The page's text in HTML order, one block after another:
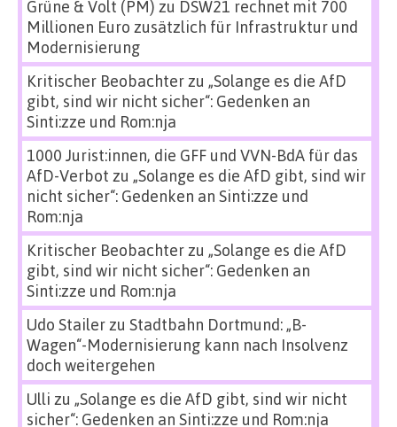
Grüne & Volt (PM) zu DSW21 rechnet mit 700
Millionen Euro zusätzlich für Infrastruktur und
Modernisierung
Kritischer Beobachterzu „Solange es die AfD
gibt, sind wir nicht sicher“: Gedenken an
Sinti:zze und Rom:nja
1000 Jurist:innen, die GFF und VVN-BdA für das
AfD-Verbot zu „Solange es die AfD gibt, sind wir
nicht sicher“: Gedenken an Sinti:zze und
Rom:nja
Kritischer Beobachterzu „Solange es die AfD
gibt, sind wir nicht sicher“: Gedenken an
Sinti:zze und Rom:nja
Udo Stailerzu Stadtbahn Dortmund: „B-
Wagen“-Modernisierung kann nach Insolvenz
doch weitergehen
Ulli zu „Solange es die AfD gibt, sind wir nicht
sicher“: Gedenken an Sinti:zze und Rom:nja